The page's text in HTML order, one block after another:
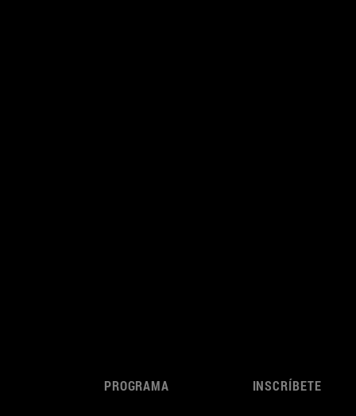
PROGRAMA INSCRÍBETE